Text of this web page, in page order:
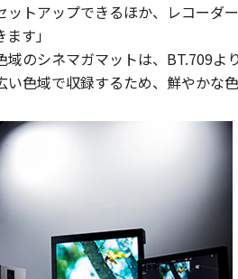
トアップできるほか、レコー
す」
域のシネマガマットは、BT.709
色域で収録するため、鮮やかな